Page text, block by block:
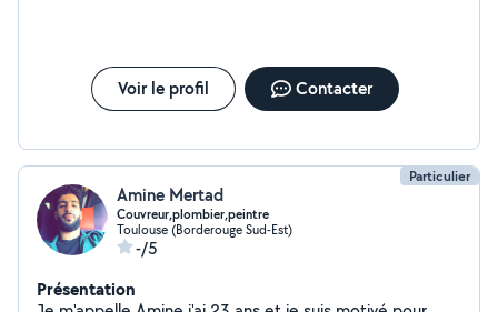
Voir le profil Contacter
Particulier
Amine Mertad
Couvreur,plombier,peintre
Toulouse (Borderouge Sud-Est)
-/5
Présentation